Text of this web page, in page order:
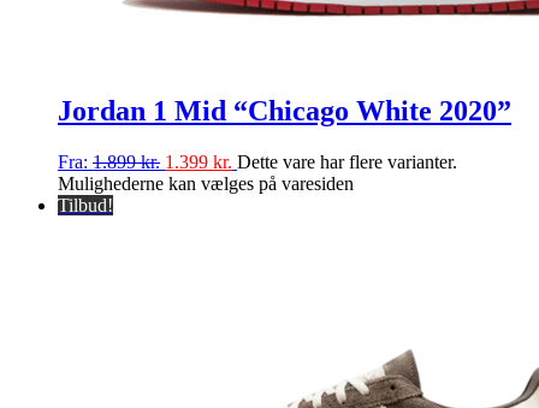
Jordan 1 Mid “Chicago White 2020”
Fra: 1.899kr. 1.399 kr. Dette vare har flere varianter.
Mulighederne kan vælges på varesiden
Tilbud!